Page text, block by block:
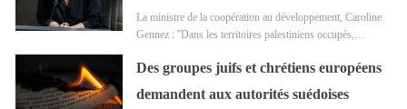
La ministre de la coopération au développement, Caroline
Gennez : ''Dans les territoires palestiniens occupés,…
Des groupes juifs et chrétiens européens
demandent aux autorités suédoises